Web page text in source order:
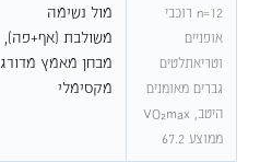
n=12 רוכבי
אופניים
וטריאתלטים
גברים מאומנים
היטב, VO₂max
ממוצע 67.2
מול נשימה
משולבת (אף+פה),
מבחן מאמץ מדורג
מקסימלי